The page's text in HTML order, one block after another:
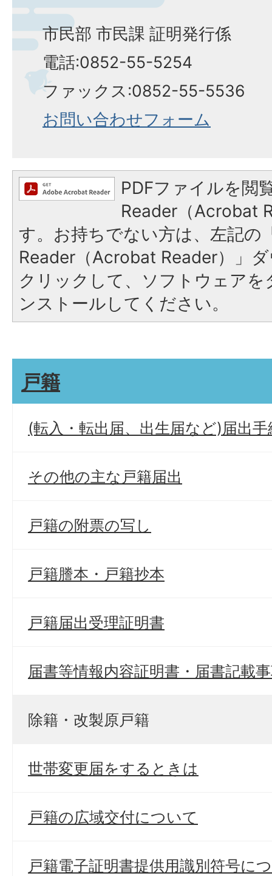
市民部 市民課 証明発行係
電話:0852-55-5254
ファックス:0852-55-5536
お問い合わせフォーム
PDFファイルを閲
Reader（Acrobat
す。お持ちでない方は、左記の
Reader（Acrobat Reader）」
クリックして、ソフトウェア
ンストールしてください。
戸籍
(転入・転出届、出生届など)届出手
その他の主な戸籍届出
戸籍の附票の写し
戸籍謄本・戸籍抄本
戸籍届出受理証明書
届書等情報内容証明書・届書記載
除籍・改製原戸籍
世帯変更届をするときは
戸籍の広域交付について
戸籍電子証明書提供用識別符号に